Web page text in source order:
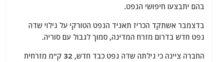
בהם יתבצעו חיפושי הנפט.
בדצמבר אשתקד הכריז תאגיד הנפט הטורקי על גילוי שדה
נפט חדש בדרום מזרח המדינה, סמוך לגבול עם סוריה.
החברה ציינה כי גילתה שדה נפט כבד חדש, 32 ק"מ מזרחית